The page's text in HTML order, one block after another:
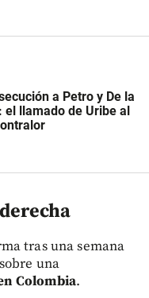
a Petro y De la
el llamado de Uribe al
tras una semana
una
Colombia.